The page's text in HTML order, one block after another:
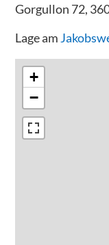
Gorgullon 72,
Lage am
+
−